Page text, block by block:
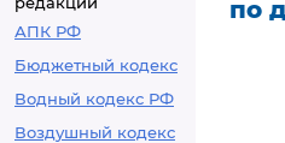
АПК РФ
Бюджетный кодекс
Водный кодекс РФ
Воздушный кодекс
по